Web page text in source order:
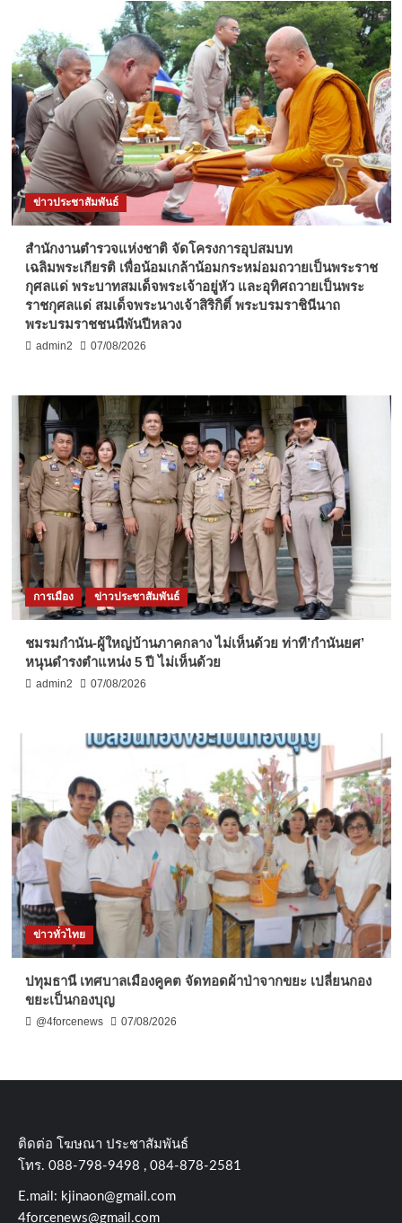
ข่าวประชาสัมพันธ์
สำนักงานตำรวจแห่งชาติ จัดโครงการอุปสมบท
เฉลิมพระเกียรติ เพื่อน้อมเกล้าน้อมกระหม่อมถวายเป็นพระราช
กุศลแด่ พระบาทสมเด็จพระเจ้าอยู่หัว และอุทิศถวายเป็นพระ
ราชกุศลแด่ สมเด็จพระนางเจ้าสิริกิติ์ พระบรมราชินีนาถ
พระบรมราชชนนีพันปีหลวง
admin2 07/08/2026
การเมือง ข่าวประชาสัมพันธ์
ชมรมกำนัน-ผู้ใหญ่บ้านภาคกลาง ไม่เห็นด้วย ท่าที’กำนันยศ’
หนุนดำรงตำแหน่ง 5 ปี ไม่เห็นด้วย
admin2 07/08/2026
ข่าวทั่วไทย
ปทุมธานี เทศบาลเมืองคูคต จัดทอดผ้าป่าจากขยะ เปลี่ยนกอง
ขยะเป็นกองบุญ
@4forcenews 07/08/2026
ติดต่อ​ โฆษณา​ ประชาสัมพันธ์
โทร​. 088-798-9498 , 084-878-2581
E.mail: kjinaon@gmail.com
4forcenews@gmail.com